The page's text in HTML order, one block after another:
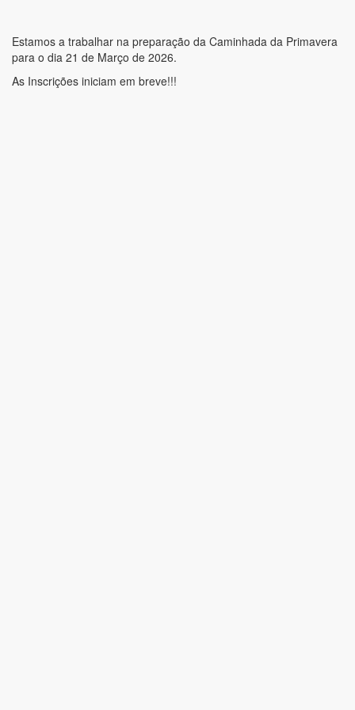
Estamos a trabalhar na preparação da Caminhada da Primavera
para o dia 21 de Março de 2026.
As Inscrições iniciam em breve!!!